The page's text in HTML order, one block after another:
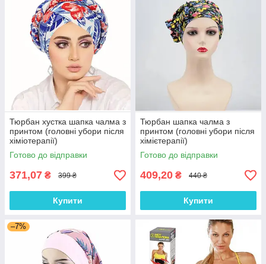
Тюрбан хустка шапка чалма з
принтом (головні убори після
хіміотерапії)
Готово до відправки
371,07 ₴ 399 ₴
Купити
Тюрбан шапка чалма з
принтом (головні убори після
хімієтерапії)
Готово до відправки
409,20 ₴ 440 ₴
Купити
–7%